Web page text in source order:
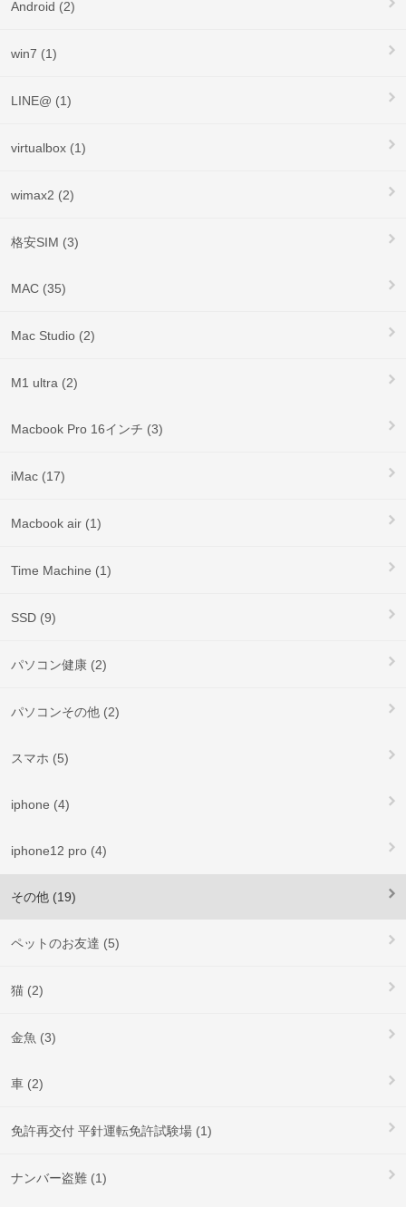
Android (2)
win7 (1)
LINE@ (1)
virtualbox (1)
wimax2 (2)
格安SIM (3)
MAC (35)
Mac Studio (2)
M1 ultra (2)
Macbook Pro 16インチ (3)
iMac (17)
Macbook air (1)
Time Machine (1)
SSD (9)
パソコン健康 (2)
パソコンその他 (2)
スマホ (5)
iphone (4)
iphone12 pro (4)
その他 (19)
ペットのお友達 (5)
猫 (2)
金魚 (3)
車 (2)
免許再交付 平針運転免許試験場 (1)
ナンバー盗難 (1)